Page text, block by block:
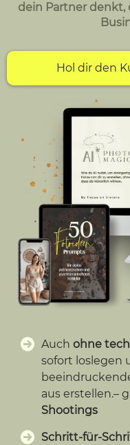
dein Partner denkt,
Hol dir den
Auch ohne
sofort loslegen
aus erstellen.–
Shootings
Schritt-für-